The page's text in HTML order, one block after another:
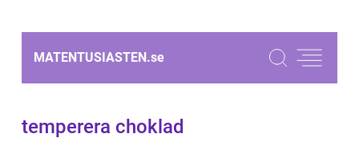
MATENTUSIASTEN.se
temperera choklad